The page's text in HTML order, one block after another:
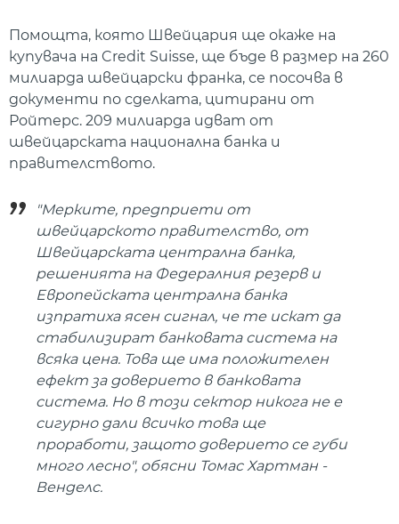
Помощта, която Швейцария ще окаже на
купувача на Credit Suisse, ще бъде в размер на 260
милиарда швейцарски франка, се посочва в
документи по сделката, цитирани от
Ройтерс. 209 милиарда идват от
швейцарската национална банка и
правителството.
"Мерките, предприети от
швейцарското правителство, от
Швейцарската централна банка,
решенията на Федералния резерв и
Европейската централна банка
изпратиха ясен сигнал, че те искат да
стабилизират банковата система на
всяка цена. Това ще има положителен
ефект за доверието в банковата
система. Но в този сектор никога не е
сигурно дали всичко това ще
проработи, защото доверието се губи
много лесно", обясни Томас Хартман -
Венделс.